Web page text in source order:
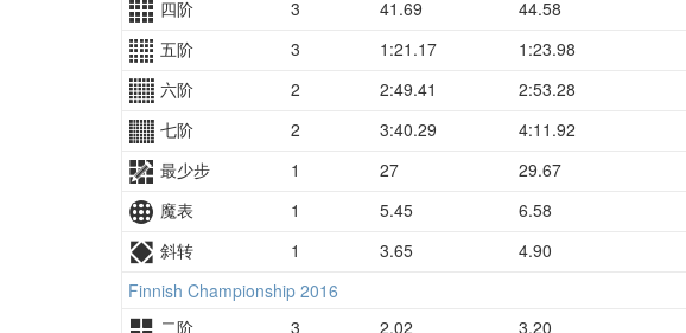
四阶 3 41.69 44.58
五阶 3 1:21.17 1:23.98
六阶 2 2:49.41 2:53.28
七阶 2 3:40.29 4:11.92
最少步 1 27 29.67
魔表 1 5.45 6.58
斜转 1 3.65 4.90
Finnish Championship 2016
二阶
3 2.02 3.20